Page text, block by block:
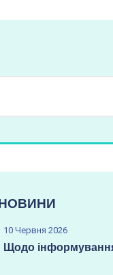
10 Червня 2026
Щодо